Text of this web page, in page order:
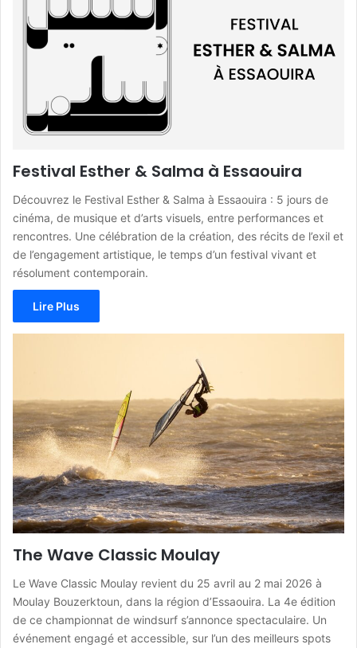
Festival Esther & Salma à Essaouira
Découvrez le Festival Esther & Salma à Essaouira : 5 jours de
cinéma, de musique et d’arts visuels, entre performances et
rencontres. Une célébration de la création, des récits de l’exil et
de l’engagement artistique, le temps d’un festival vivant et
résolument contemporain.
Lire Plus
The Wave Classic Moulay
Le Wave Classic Moulay revient du 25 avril au 2 mai 2026 à
Moulay Bouzerktoun, dans la région d’Essaouira. La 4e édition
de ce championnat de windsurf s’annonce spectaculaire. Un
événement engagé et accessible, sur l’un des meilleurs spots